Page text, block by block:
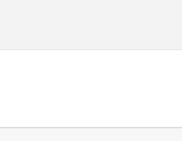
следы арахиса. Не
непереносимости